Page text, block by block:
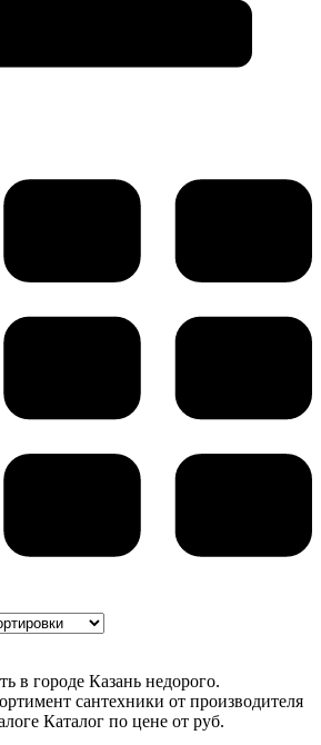
в городе Казань недорого.
сантехники от производителя
Каталог по цене от руб.